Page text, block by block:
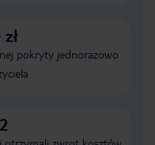
pokryty jednorazowo